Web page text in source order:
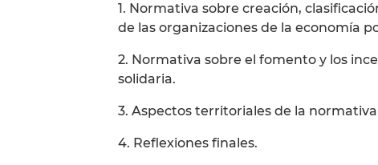
1. Normativa sobre creación,
de las organizaciones de la economía
2. Normativa sobre el fomento y los
solidaria.
3. Aspectos territoriales de la
4. Reflexiones finales.